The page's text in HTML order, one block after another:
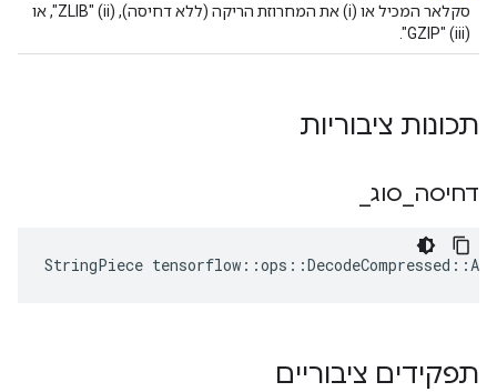
סקלאר המכיל או (i) את המחרוזת הריקה (ללא דחיסה), (ii) "ZLIB", או
(iii) "GZIP".
תכונות ציבוריות
דחיסה סוג
StringPiece tensorflow ::ops ::DecodeCompressed ::
תפקידים ציבוריים